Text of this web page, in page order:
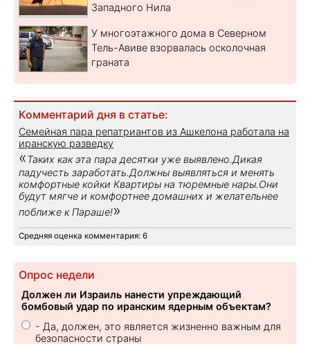
Западного Нила
У многоэтажного дома в Северном
Тель-Авиве взорвалась осколочная
граната
Комментарий дня в статье:
Семейная пара репатриантов из Ашкелона работала на
иранскую разведку
«Таких как эта пара десятки уже выявлено.Дикая
падучесть заработать.Должны выявляться и менять
комфортные койки Квартиры на тюремные нары.Они
будут мягче и комфортнее домашних и желательнее
поближе к Параше!»
Средняя оценка комментария: 6
Опрос недели
Должен ли Израиль нанести упреждающий
бомбовый удар по иранским ядерным объектам?
- Да, должен, это является жизненно важным для
безопасности страны